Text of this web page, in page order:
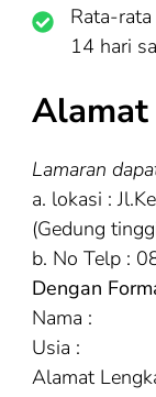
Rata-
14 hari
Alamat
Lamaran
a. lokasi :
(Gedung
b. No Telp :
Dengan
Nama :
Usia :
Alamat